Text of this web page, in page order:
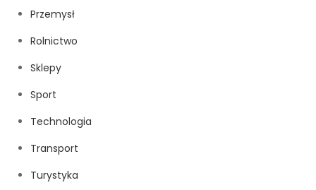
Przemysł
Rolnictwo
Sklepy
Sport
Technologia
Transport
Turystyka